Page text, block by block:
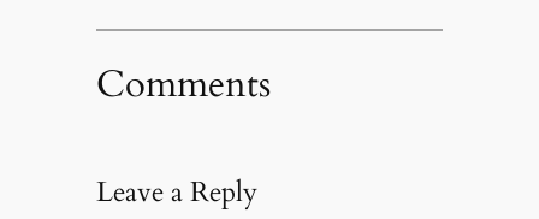
Comments
Leave a Reply